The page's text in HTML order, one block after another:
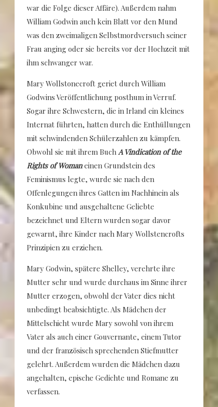
war die Folge dieser Affäre). Außerdem nahm
William Godwin auch kein Blatt vor den Mund
was den zweimaligen Selbstmordversuch seiner
Frau anging oder sie bereits vor der Hochzeit mit
ihm schwanger war.
Mary Wollstonecroft geriet durch William
Godwins Veröffentlichung posthum in Verruf.
Sogar ihre Schwestern, die in Irland ein kleines
Internat führten, hatten durch die Enthüllungen
mit schwindenden Schülerzahlen zu kämpfen.
Obwohl sie mit ihrem Buch A Vindication of the
Rights of Womaneinen Grundstein des
Feminismus legte, wurde sie nach den
Offenlegungen ihres Gatten im Nachhinein als
Konkubine und ausgehaltene Geliebte
bezeichnet und Eltern wurden sogar davor
gewarnt, ihre Kinder nach Mary Wollstencrofts
Prinzipien zu erziehen.
Mary Godwin, spätere Shelley, verehrte ihre
Mutter sehr und wurde durchaus im Sinne ihrer
Mutter erzogen, obwohl der Vater dies nicht
unbedingt beabsichtigte. Als Mädchen der
Mittelschicht wurde Mary sowohl von ihrem
Vater als auch einer Gouvernante, einem Tutor
und der französisch sprechenden Stiefmutter
gelehrt. Außerdem wurden die Mädchen dazu
angehalten, epische Gedichte und Romane zu
verfassen.